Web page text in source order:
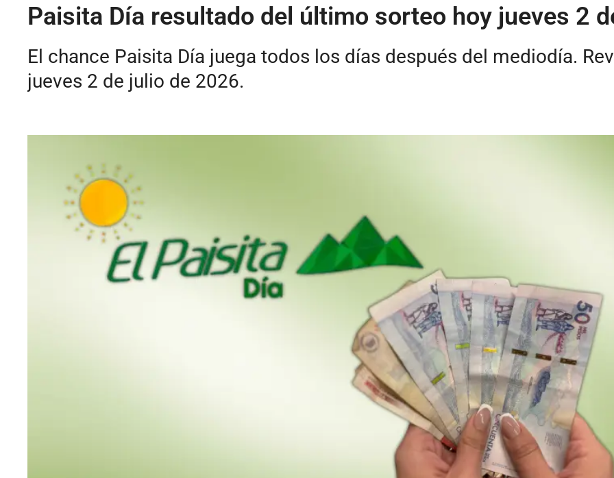
Paisita Día resultado del último sorteo hoy jueves 2
El chance Paisita Día juega todos los días después del mediodía.
jueves 2 de julio de 2026.